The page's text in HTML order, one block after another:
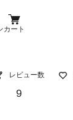
カート
レビュー数
9